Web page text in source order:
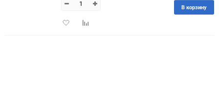
150
ДобавитьДобавить
В корзину